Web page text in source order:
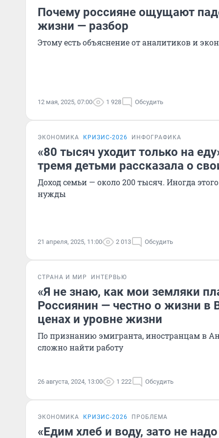
Почему россияне ощущают
жизни — разбор
Этому есть объяснение от аналитиков и
12 мая, 2025, 07:00 1 928 Обсудить
ЭКОНОМИКА КРИЗИС-2026 ИНФОГРАФИКА
«80 тысяч уходит только на
тремя детьми рассказала о
Доход семьи — около 200 тысяч. Иногда
нужды
21 апреля, 2025, 11:00 2 013 Обсудить
СТРАНА И МИР ИНТЕРВЬЮ
«Я не знаю, как мои земляки
Россиянин — честно о жизни в
ценах и уровне жизни
По признанию эмигранта, иностранцам в
сложно найти работу
26 августа, 2024, 13:00 1 222 Обсудить
ЭКОНОМИКА КРИЗИС-2026 ПРОБЛЕМА
«Едим хлеб и воду, зато не надо